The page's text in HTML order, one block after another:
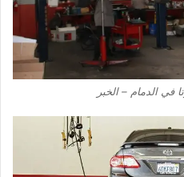
في الدمام – الخبر